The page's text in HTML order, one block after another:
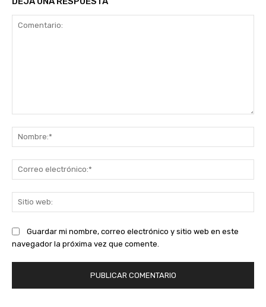
Guardar mi nombre, correo electrónico y sitio web en este
navegador la próxima vez que comente.